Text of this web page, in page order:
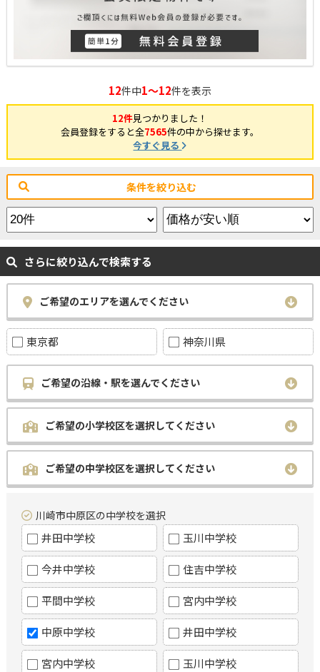
12件中1～12件を表示
12件見つかりました！
会員登録をすると全7565件の中から探せます。
今すぐ見る
条件を絞り込む
さらに絞り込んで検索する
ご希望のエリアを選んでください
東京都 神奈川県
ご希望の沿線・駅を選んでください
ご希望の小学校区を選択してください
ご希望の中学校区を選択してください
川崎市中原区の中学校を選択
井田中学校 玉川中学校
今井中学校 住吉中学校
平間中学校 宮内中学校
中原中学校 井田中学校
宮内中学校 玉川中学校